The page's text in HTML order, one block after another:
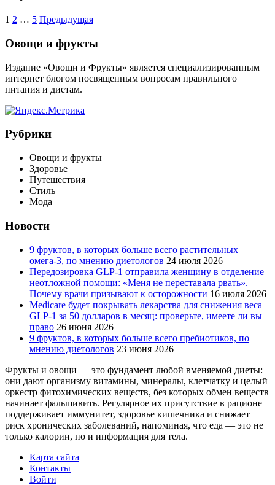
Пагинация
записей
1 2 … 5 Предыдущая
Виджеты
Овощи и фрукты
Издание «Овощи и Фрукты» является специализированным
интернет блогом посвященным вопросам правильного
питания и диетам.
Рубрики
Овощи и фрукты
Здоровье
Путешествия
Стиль
Мода
Новости
9 фруктов, в которых больше всего растительных
омега-3, по мнению диетологов 24 июля 2026
Передозировка GLP-1 отправила женщину в отделение
неотложной помощи: «Меня не переставала рвать».
Почему врачи призывают к осторожности 16 июля 2026
Medicare будет покрывать лекарства для снижения веса
GLP-1 за 50 долларов в месяц: проверьте, имеете ли вы
право 26 июня 2026
9 фруктов, в которых больше всего пребиотиков, по
мнению диетологов 23 июня 2026
Фрукты и овощи — это фундамент любой вменяемой диеты:
они дают организму витамины, минералы, клетчатку и целый
оркестр фитохимических веществ, без которых обмен веществ
начинает фальшивить. Регулярное их присутствие в рационе
поддерживает иммунитет, здоровье кишечника и снижает
риск хронических заболеваний, напоминая, что еда — это не
только калории, но и информация для тела.
Карта сайта
Контакты
Войти